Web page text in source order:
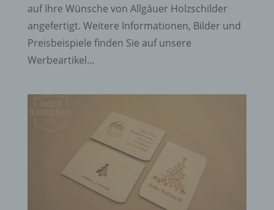
auf Ihre Wünsche von Allgäuer Holzschilder
angefertigt. Weitere Informationen, Bilder und
Preisbeispiele finden Sie auf unsere
Werbeartikel...